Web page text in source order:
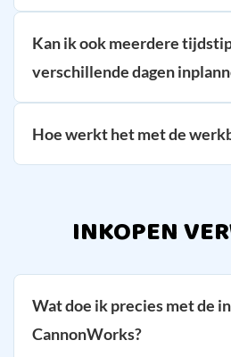
Kan ik ook meerdere
verschillende dagen
Hoe werkt het met de
INKOPEN
Wat doe ik precies met de
CannonWorks?